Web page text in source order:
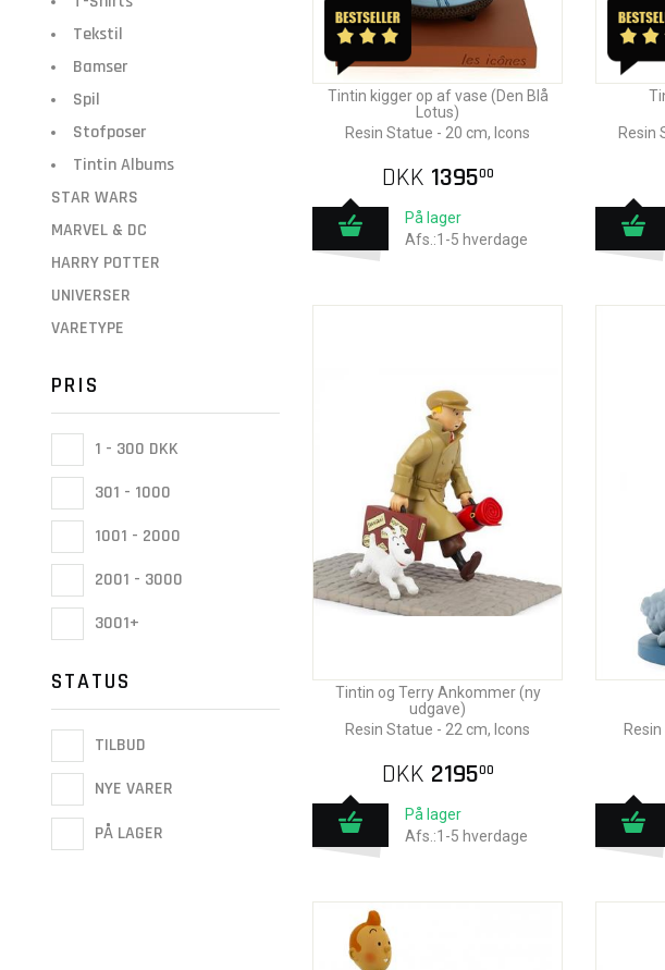
Tekstil
Bamser
Spil
Stofposer
Tintin Albums
STAR WARS
MARVEL & DC
HARRY POTTER
UNIVERSER
VARETYPE
PRIS
1 - 300 DKK
301 - 1000
1001 - 2000
2001 - 3000
3001+
STATUS
TILBUD
NYE VARER
PÅ LAGER
Tintin kigger op af vase (Den Blå
Lotus)
Resin Statue - 20 cm, Icons
DKK 139500
På lager
Afs.:1-5 hverdage
Resin
Tintin og Terry Ankommer (ny
udgave)
Resin Statue - 22 cm, Icons
DKK 219500
På lager
Afs.:1-5 hverdage